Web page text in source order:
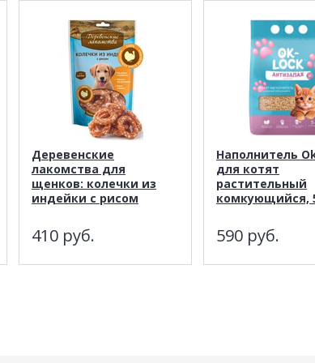
Деревенские
лакомства для
щенков: колечки из
индейки с рисом
410 руб.
Наполнитель
для котят
растительный
комкующийся,
590 руб.